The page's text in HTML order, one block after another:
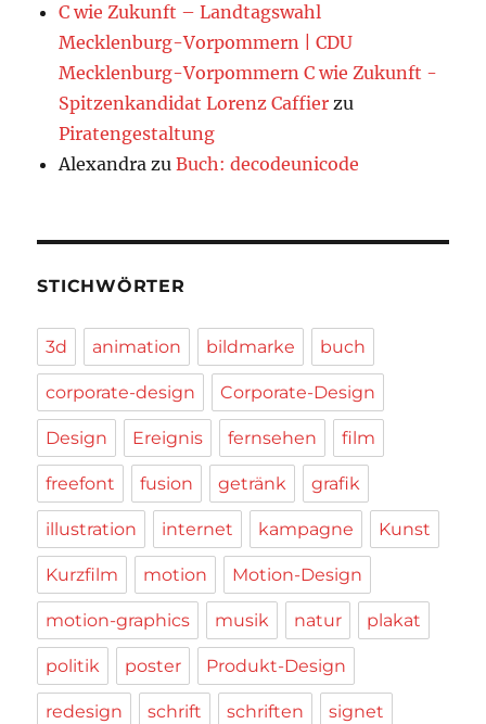
C wie Zukunft – Landtagswahl
Mecklenburg-Vorpommern | CDU
Mecklenburg-Vorpommern C wie Zukunft -
Spitzenkandidat Lorenz Caffier zu
Piratengestaltung
Alexandra zuBuch: decodeunicode
STICHWÖRTER
3d animation bildmarke buch
corporate-design Corporate-Design
Design Ereignis fernsehen film
freefont fusion getränk grafik
illustration internet kampagne Kunst
Kurzfilm motion Motion-Design
motion-graphics musik natur plakat
politik poster Produkt-Design
redesign schrift schriften signet